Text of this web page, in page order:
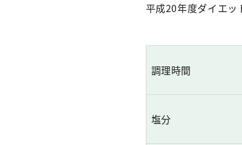
平成20年度ダイエッ
調理時間
塩分